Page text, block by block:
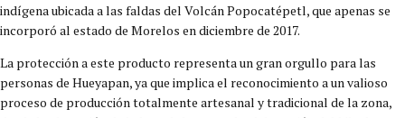
indígena ubicada a las faldas del Volcán Popocatépetl, que apenas se
incorporó al estado de Morelos en diciembre de 2017.
La protección a este producto representa un gran orgullo para las
personas de Hueyapan, ya que implica el reconocimiento a un valioso
proceso de producción totalmente artesanal y tradicional de la zona,